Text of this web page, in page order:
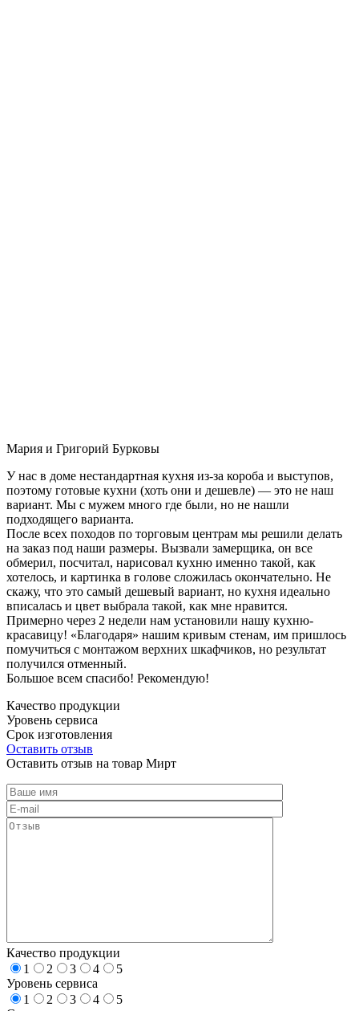
Мария и Григорий Бурковы
У нас в доме нестандартная кухня из-за короба и выступов,
поэтому готовые кухни (хоть они и дешевле) — это не наш
вариант. Мы с мужем много где были, но не нашли
подходящего варианта.
После всех походов по торговым центрам мы решили делать
на заказ под наши размеры. Вызвали замерщика, он все
обмерил, посчитал, нарисовал кухню именно такой, как
хотелось, и картинка в голове сложилась окончательно. Не
скажу, что это самый дешевый вариант, но кухня идеально
вписалась и цвет выбрала такой, как мне нравится.
Примерно через 2 недели нам установили нашу кухню-
красавицу! «Благодаря» нашим кривым стенам, им пришлось
помучиться с монтажом верхних шкафчиков, но результат
получился отменный.
Большое всем спасибо! Рекомендую!
Качество продукции
Уровень сервиса
Срок изготовления
Оставить отзыв
Оставить отзыв на товар Мирт
Качество продукции
1
2 3 4
5
Уровень сервиса
1
2 3 4
5